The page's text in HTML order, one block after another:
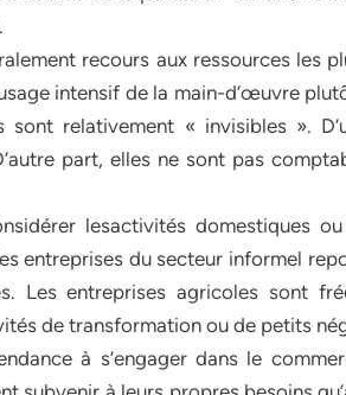
recours aux ressources les
intensif de la main-d’œuvre
relativement « invisibles ».
part, elles ne sont pas
lesactivités domestiques
entreprises du secteur informel
Les entreprises agricoles sont
de transformation ou de petits
à s’engager dans le